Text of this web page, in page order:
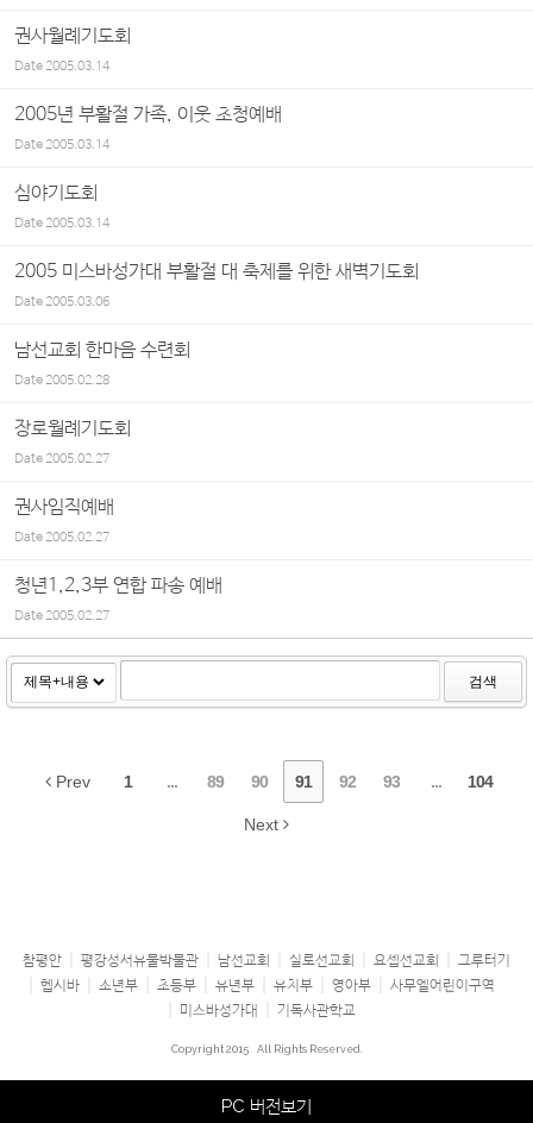
권사월례기도회
Date2005.03.14
2005년 부활절 가족, 이웃 초청예배
Date2005.03.14
심야기도회
Date2005.03.14
2005 미스바성가대 부활절 대 축제를 위한 새벽기도회
Date2005.03.06
남선교회 한마음 수련회
Date2005.02.28
장로월례기도회
Date2005.02.27
권사임직예배
Date2005.02.27
청년1,2,3부 연합 파송 예배
Date2005.02.27
검색
Prev 1 ... 89 90 91 92 93 ... 104
Next
참평안 평강성서유물박물관 남선교회 실로선교회 요셉선교회
그루터기
헵시바
소년부 초등부 유년부 유치부 영아부
사무엘어린이구역
미스바성가대
기독사관학교
Copyright 2015 All Rights Reserved.
PC 버전보기